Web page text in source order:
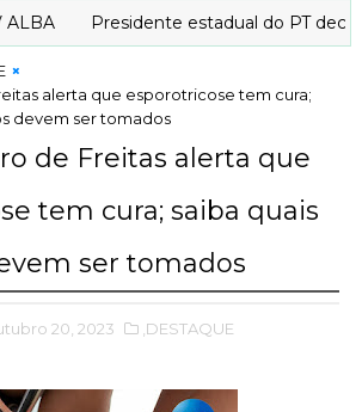
Presidente estadual do PT
alerta que esporotricose tem cura;
devem ser tomados
de Freitas alerta que
tem cura; saiba quais
ser tomados
20, 2023 ,DESTAQUE